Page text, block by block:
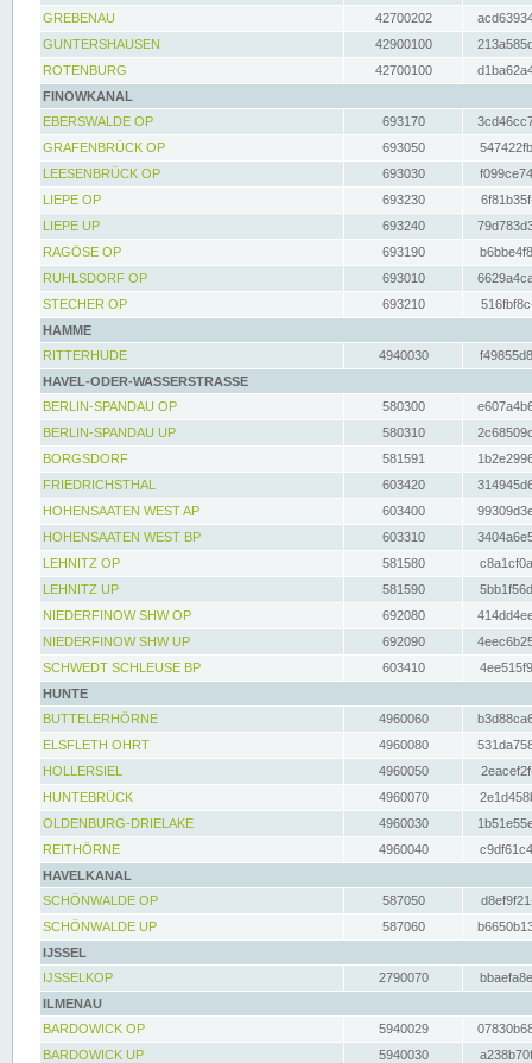
GREBENAU
42700202
GUNTERSHAUSEN
42900100
ROTENBURG
42700100
FINOWKANAL
EBERSWALDE OP
693170
GRAFENBRÜCK OP
693050
LEESENBRÜCK OP
693030
LIEPE OP
693230
LIEPE UP
693240
RAGÖSE OP
693190
RUHLSDORF OP
693010
STECHER OP
693210
HAMME
RITTERHUDE
4940030
HAVEL-ODER-WASSERSTRASSE
BERLIN-SPANDAU OP
580300
BERLIN-SPANDAU UP
580310
BORGSDORF
581591
FRIEDRICHSTHAL
603420
HOHENSAATEN WEST AP
603400
HOHENSAATEN WEST BP
603310
LEHNITZ OP
581580
LEHNITZ UP
581590
NIEDERFINOW SHW OP
692080
NIEDERFINOW SHW UP
692090
SCHWEDT SCHLEUSE BP
603410
HUNTE
BUTTELERHÖRNE
4960060
ELSFLETH OHRT
4960080
HOLLERSIEL
4960050
HUNTEBRÜCK
4960070
OLDENBURG-DRIELAKE
4960030
REITHÖRNE
4960040
HAVELKANAL
SCHÖNWALDE OP
587050
SCHÖNWALDE UP
587060
IJSSEL
IJSSELKOP
2790070
ILMENAU
BARDOWICK OP
5940029
BARDOWICK UP
5940030